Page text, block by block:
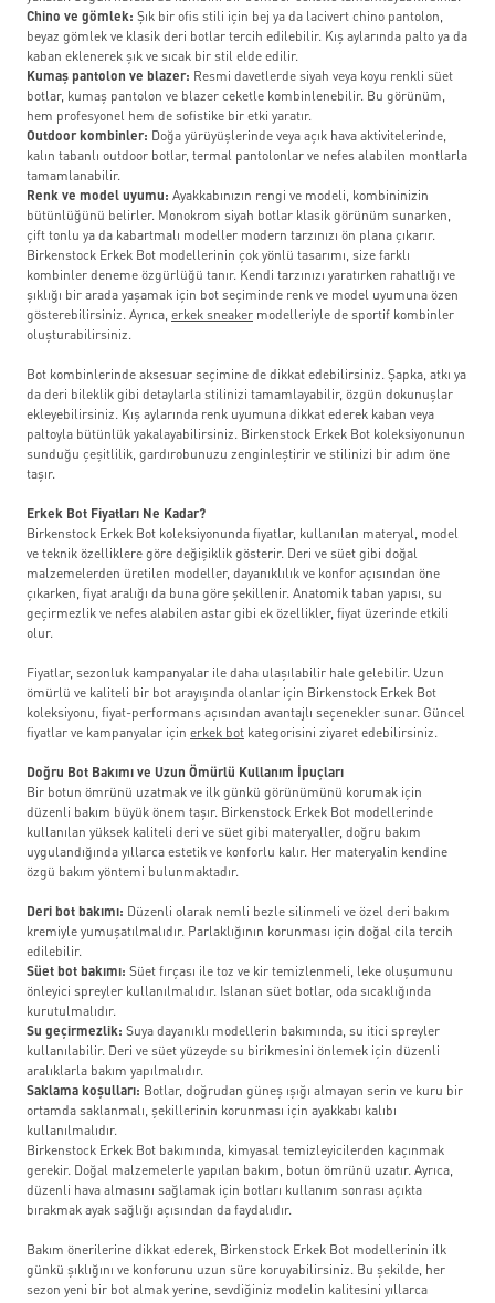
Chino ve gömlek: Şık bir ofis stili için bej ya da lacivert chino pantolon,
beyaz gömlek ve klasik deri botlar tercih edilebilir. Kış aylarında palto ya da
kaban eklenerek şık ve sıcak bir stil elde edilir.
Kumaş pantolon ve blazer: Resmi davetlerde siyah veya koyu renkli süet
botlar, kumaş pantolon ve blazer ceketle kombinlenebilir. Bu görünüm,
hem profesyonel hem de sofistike bir etki yaratır.
Outdoor kombinler: Doğa yürüyüşlerinde veya açık hava aktivitelerinde,
kalın tabanlı outdoor botlar, termal pantolonlar ve nefes alabilen montlarla
tamamlanabilir.
Renk ve model uyumu: Ayakkabınızın rengi ve modeli, kombininizin
bütünlüğünü belirler. Monokrom siyah botlar klasik görünüm sunarken,
çift tonlu ya da kabartmalı modeller modern tarzınızı ön plana çıkarır.
Birkenstock Erkek Bot modellerinin çok yönlü tasarımı, size farklı
kombinler deneme özgürlüğü tanır. Kendi tarzınızı yaratırken rahatlığı ve
şıklığı bir arada yaşamak için bot seçiminde renk ve model uyumuna özen
gösterebilirsiniz. Ayrıca, erkek sneaker modelleriyle de sportif kombinler
oluşturabilirsiniz.
Bot kombinlerinde aksesuar seçimine de dikkat edebilirsiniz. Şapka, atkı ya
da deri bileklik gibi detaylarla stilinizi tamamlayabilir, özgün dokunuşlar
ekleyebilirsiniz. Kış aylarında renk uyumuna dikkat ederek kaban veya
paltoyla bütünlük yakalayabilirsiniz. Birkenstock Erkek Bot koleksiyonunun
sunduğu çeşitlilik, gardırobunuzu zenginleştirir ve stilinizi bir adım öne
taşır.
Erkek Bot Fiyatları Ne Kadar?
Birkenstock Erkek Bot koleksiyonunda fiyatlar, kullanılan materyal, model
ve teknik özelliklere göre değişiklik gösterir. Deri ve süet gibi doğal
malzemelerden üretilen modeller, dayanıklılık ve konfor açısından öne
çıkarken, fiyat aralığı da buna göre şekillenir. Anatomik taban yapısı, su
geçirmezlik ve nefes alabilen astar gibi ek özellikler, fiyat üzerinde etkili
olur.
Fiyatlar, sezonluk kampanyalar ile daha ulaşılabilir hale gelebilir. Uzun
ömürlü ve kaliteli bir bot arayışında olanlar için Birkenstock Erkek Bot
koleksiyonu, fiyat-performans açısından avantajlı seçenekler sunar. Güncel
fiyatlar ve kampanyalar için erkek bot kategorisini ziyaret edebilirsiniz.
Doğru Bot Bakımı ve Uzun Ömürlü Kullanım İpuçları
Bir botun ömrünü uzatmak ve ilk günkü görünümünü korumak için
düzenli bakım büyük önem taşır. Birkenstock Erkek Bot modellerinde
kullanılan yüksek kaliteli deri ve süet gibi materyaller, doğru bakım
uygulandığında yıllarca estetik ve konforlu kalır. Her materyalin kendine
özgü bakım yöntemi bulunmaktadır.
Deri bot bakımı: Düzenli olarak nemli bezle silinmeli ve özel deri bakım
kremiyle yumuşatılmalıdır. Parlaklığının korunması için doğal cila tercih
edilebilir.
Süet bot bakımı: Süet fırçası ile toz ve kir temizlenmeli, leke oluşumunu
önleyici spreyler kullanılmalıdır. Islanan süet botlar, oda sıcaklığında
kurutulmalıdır.
Su geçirmezlik: Suya dayanıklı modellerin bakımında, su itici spreyler
kullanılabilir. Deri ve süet yüzeyde su birikmesini önlemek için düzenli
aralıklarla bakım yapılmalıdır.
Saklama koşulları: Botlar, doğrudan güneş ışığı almayan serin ve kuru bir
ortamda saklanmalı, şekillerinin korunması için ayakkabı kalıbı
kullanılmalıdır.
Birkenstock Erkek Bot bakımında, kimyasal temizleyicilerden kaçınmak
gerekir. Doğal malzemelerle yapılan bakım, botun ömrünü uzatır. Ayrıca,
düzenli hava almasını sağlamak için botları kullanım sonrası açıkta
bırakmak ayak sağlığı açısından da faydalıdır.
Bakım önerilerine dikkat ederek, Birkenstock Erkek Bot modellerinin ilk
günkü şıklığını ve konforunu uzun süre koruyabilirsiniz. Bu şekilde, her
sezon yeni bir bot almak yerine, sevdiğiniz modelin kalitesini yıllarca